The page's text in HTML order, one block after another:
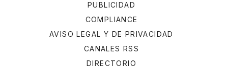
PUBLICIDAD
COMPLIANCE
AVISO LEGAL Y DE PRIVACIDAD
CANALES RSS
DIRECTORIO